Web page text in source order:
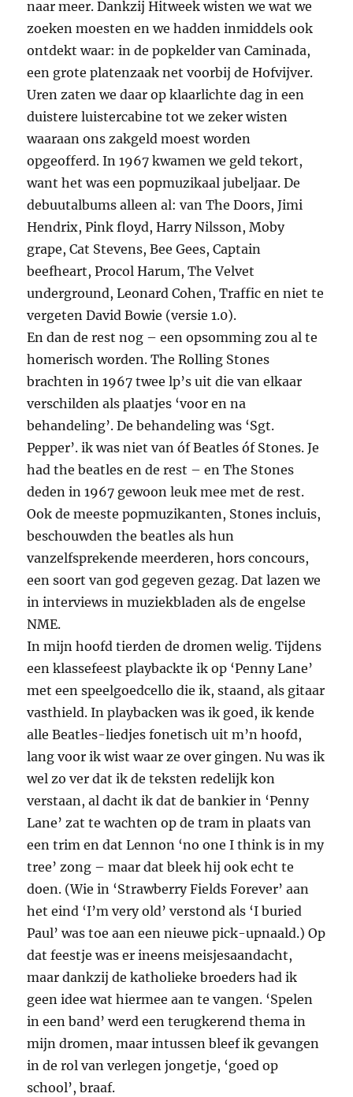
naar meer. Dankzij Hitweek wisten we wat we
zoeken moesten en we hadden inmiddels ook
ontdekt waar: in de popkelder van Caminada,
een grote platenzaak net voorbij de Hofvijver.
Uren zaten we daar op klaarlichte dag in een
duistere luistercabine tot we zeker wisten
waaraan ons zakgeld moest worden
opgeofferd. In 1967 kwamen we geld tekort,
want het was een popmuzikaal jubeljaar. De
debuutalbums alleen al: van The Doors, Jimi
Hendrix, Pink floyd, Harry Nilsson, Moby
grape, Cat Stevens, Bee Gees, Captain
beefheart, Procol Harum, The Velvet
underground, Leonard Cohen, Traffic en niet te
vergeten David Bowie (versie 1.0).
En dan de rest nog – een opsomming zou al te
homerisch worden. The Rolling Stones
brachten in 1967 twee lp’s uit die van elkaar
verschilden als plaatjes ‘voor en na
behandeling’. De behandeling was ‘Sgt.
Pepper’. ik was niet van óf Beatles óf Stones. Je
had the beatles en de rest – en The Stones
deden in 1967 gewoon leuk mee met de rest.
Ook de meeste popmuzikanten, Stones incluis,
beschouwden the beatles als hun
vanzelfsprekende meerderen, hors concours,
een soort van god gegeven gezag. Dat lazen we
in interviews in muziekbladen als de engelse
NME.
In mijn hoofd tierden de dromen welig. Tijdens
een klassefeest playbackte ik op ‘Penny Lane’
met een speelgoedcello die ik, staand, als gitaar
vasthield. In playbacken was ik goed, ik kende
alle Beatles-liedjes fonetisch uit m’n hoofd,
lang voor ik wist waar ze over gingen. Nu was ik
wel zo ver dat ik de teksten redelijk kon
verstaan, al dacht ik dat de bankier in ‘Penny
Lane’ zat te wachten op de tram in plaats van
een trim en dat Lennon ‘no one I think is in my
tree’ zong – maar dat bleek hij ook echt te
doen. (Wie in ‘Strawberry Fields Forever’ aan
het eind ‘I’m very old’ verstond als ‘I buried
Paul’ was toe aan een nieuwe pick-upnaald.) Op
dat feestje was er ineens meisjesaandacht,
maar dankzij de katholieke broeders had ik
geen idee wat hiermee aan te vangen. ‘Spelen
in een band’ werd een terugkerend thema in
mijn dromen, maar intussen bleef ik gevangen
in de rol van verlegen jongetje, ‘goed op
school’, braaf.